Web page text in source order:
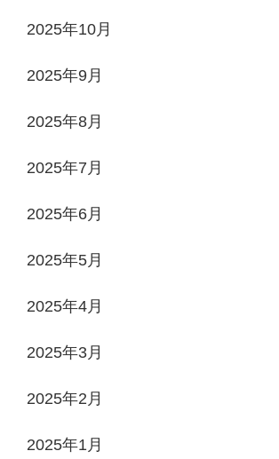
2025年10月
2025年9月
2025年8月
2025年7月
2025年6月
2025年5月
2025年4月
2025年3月
2025年2月
2025年1月